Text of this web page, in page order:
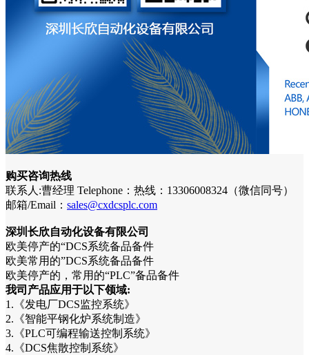
购买咨询热线
联系人:曹经理 Telephone：热线：13306008324（微信同号）
邮箱/Email： sales@cxdcsplc.com
深圳长欣自动化设备有限公司
欧美停产的“DCS系统备品备件
欧美常用的”DCS系统备品备件
欧美停产的，常用的“PLC”备品备件
我司产品应用于以下领域:
1.《发电厂DCS监控系统》
2.《智能平钢化炉系统制造》
3.《PLC可编程输送控制系统》
4.《DCS焦散控制系统》